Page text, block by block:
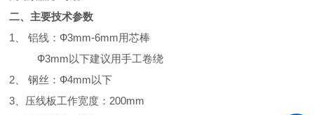
二、主要技术参数
1
、 铝线：Ф3mm-6mm用芯棒
Ф3mm以下建议用手工卷绕
2 、 钢丝：Ф4mm以下
3 、压线板工作宽度：200mm